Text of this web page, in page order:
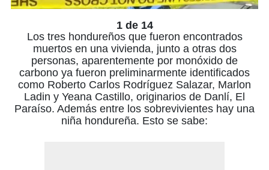
1 de 14
Los tres hondureños que fueron encontrados
muertos en una vivienda, junto a otras dos
personas, aparentemente por monóxido de
carbono ya fueron preliminarmente identificados
como Roberto Carlos Rodríguez Salazar, Marlon
Ladin y Yeana Castillo, originarios de Danlí, El
Paraíso. Además entre los sobrevivientes hay una
niña hondureña. Esto se sabe: